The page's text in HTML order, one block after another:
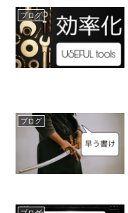
ブログ
ブログ